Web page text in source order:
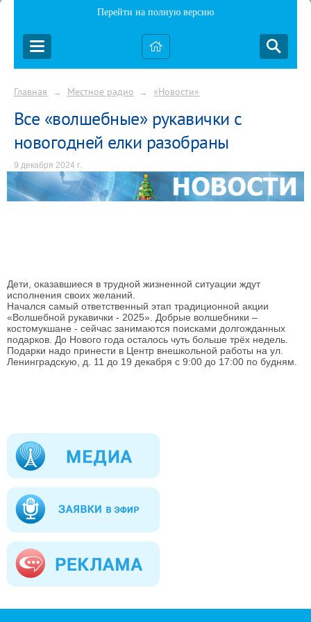
Перейти на полную версию
Главная → Местное радио → «Новости»
Все «волшебные» рукавички с
новогодней елки разобраны
9 декабря 2024 г.
Дети, оказавшиеся в трудной жизненной ситуации ждут
исполнения своих желаний.
Начался самый ответственный этап традиционной акции
«Волшебной рукавички - 2025». Добрые волшебники –
костомукшане - сейчас занимаются поисками долгожданных
подарков. До Нового года осталось чуть больше трёх недель.
Подарки надо принести в Центр внешкольной работы на ул.
Ленинградскую, д. 11 до 19 декабря с 9:00 до 17:00 по будням.